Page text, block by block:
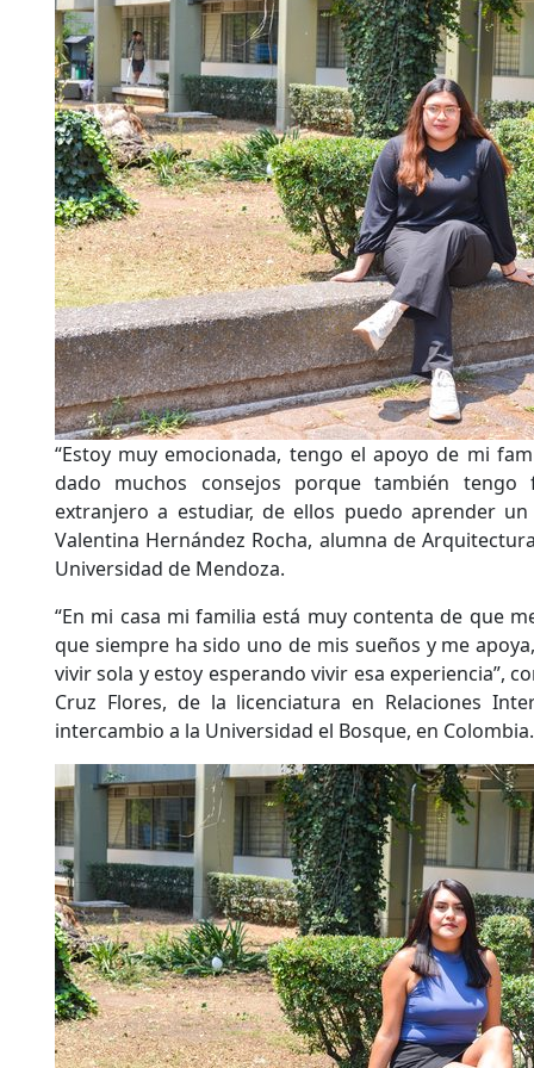
“Estoy muy emocionada, tengo el apoyo de mi
dado muchos consejos porque también
extranjero a estudiar, de ellos puedo aprender
Valentina Hernández Rocha, alumna de
Universidad de Mendoza.
“En mi casa mi familia está muy contenta de que
que siempre ha sido uno de mis sueños y me
vivir sola y estoy esperando vivir esa experiencia”,
Cruz Flores, de la licenciatura en Relaciones
intercambio a la Universidad el Bosque, en Colombia.